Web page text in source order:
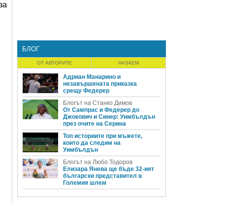
БЛОГ
ОТ АВТОРИТЕ НАЗАЕМ
Адриан Манарино и
незавършената приказка
срещу Федерер
Блогът на Станко Димов
От Сампрас и Федерер до
Джокович и Синер: Уимбълдън
през очите на Серина
Топ историите при мъжете,
които да следим на
Уимбълдън
Блогът на Любо Тодоров
Елизара Янева ще бъде 32-ият
български представител в
Големия шлем